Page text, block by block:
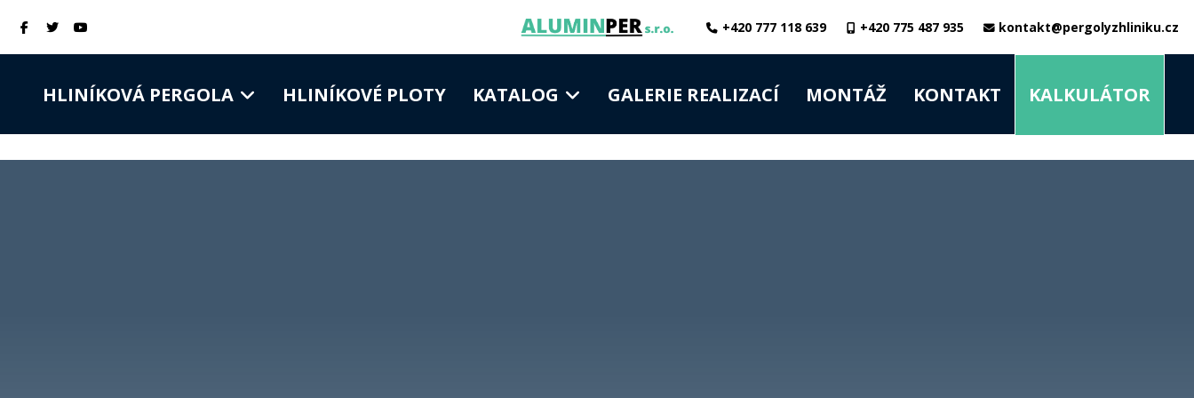
+420 777 118 639 +420 775 487 935 kontakt@pergolyzhliniku.cz
HLINÍKOVÁ PERGOLA HLINÍKOVÉ PLOTY KATALOG GALERIE REALIZACÍ MONTÁŽ KONTAKT KALKULÁTOR